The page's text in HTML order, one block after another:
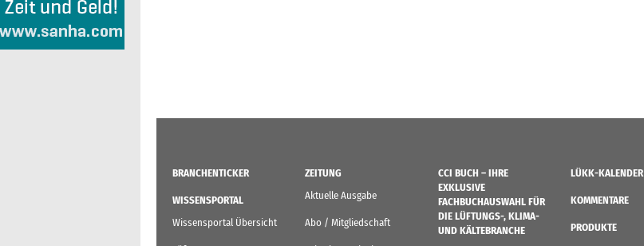
BRANCHENTICKER
WISSENSPORTAL
Wissensportal Übersicht
ZEITUNG
Aktuelle Ausgabe
Abo / Mitgliedschaft
CCI BUCH – IHRE
EXKLUSIVE
FACHBUCHAUSWAHL FÜR
DIE LÜFTUNGS-, KLIMA-
UND KÄLTEBRANCHE
LÜKK-KALENDER
KOMMENTARE
PRODUKTE